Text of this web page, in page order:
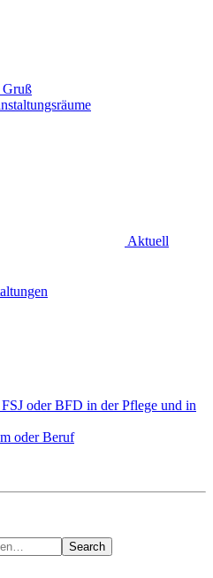
Gruß
Aktuell
oder BFD in der Pflege und in
oder Beruf
Search